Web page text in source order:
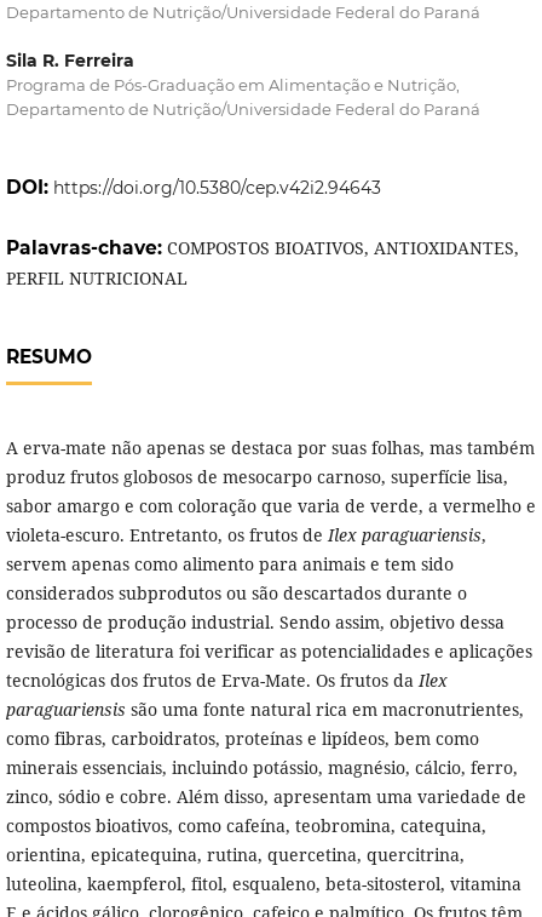
Departamento de Nutrição/Universidade Federal do Paraná
Sila R. Ferreira
Programa de Pós-Graduação em Alimentação e Nutrição,
Departamento de Nutrição/Universidade Federal do Paraná
DOI: https://doi.org/10.5380/cep.v42i2.94643
Palavras-chave: COMPOSTOS BIOATIVOS, ANTIOXIDANTES,
PERFIL NUTRICIONAL
RESUMO
A erva-mate não apenas se destaca por suas folhas, mas também
produz frutos globosos de mesocarpo carnoso, superfície lisa,
sabor amargo e com coloração que varia de verde, a vermelho e
violeta-escuro. Entretanto, os frutos deIlex paraguariensis,
servem apenas como alimento para animais e tem sido
considerados subprodutos ou são descartados durante o
processo de produção industrial. Sendo assim, objetivo dessa
revisão de literatura foi verificar as potencialidades e aplicações
tecnológicas dos frutos de Erva-Mate. Os frutos daIlex
paraguariensis são uma fonte natural rica em macronutrientes,
como fibras, carboidratos, proteínas e lipídeos, bem como
minerais essenciais, incluindo potássio, magnésio, cálcio, ferro,
zinco, sódio e cobre. Além disso, apresentam uma variedade de
compostos bioativos, como cafeína, teobromina, catequina,
orientina, epicatequina, rutina, quercetina, quercitrina,
luteolina, kaempferol, fitol, esqualeno, beta-sitosterol, vitamina